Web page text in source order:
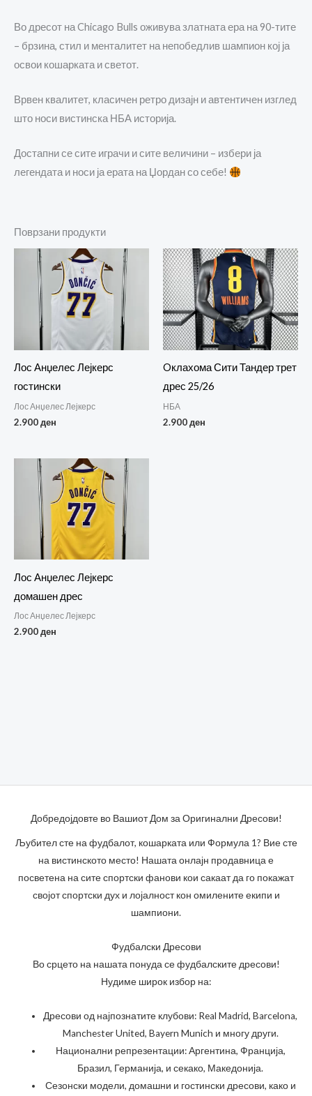
Во дресот наChicago Bulls оживува златната ера на 90-тите
– брзина, стил и менталитет на непобедлив шампион кој ја
освои кошарката и светот.
Врвен квалитет, класичен ретро дизајн и автентичен изглед
што носи вистинска НБА историја.
Достапни се сите играчи и сите величини – избери ја
легендата и носи ја ерата на Џордан со себе!
Поврзани продукти
Лос Анџелес Лејкерс
гостински
Лос Анџелес Лејкерс
2.900ден
Oклахома Сити Тандер трет
дрес 25/26
НБА
2.900ден
Лос Анџелес Лејкерс
домашен дрес
Лос Анџелес Лејкерс
2.900ден
Добредојдовте во Вашиот Дом за Оригинални Дресови!
Љубител сте на фудбалот, кошарката или Формула 1? Вие сте
на вистинското место! Нашата онлајн продавница е
посветена на сите спортски фанови кои сакаат да го покажат
својот спортски дух и лојалност кон омилените екипи и
шампиони.
Фудбалски Дресови
Во срцето на нашата понуда се фудбалските дресови!
Нудиме широк избор на:
Дресови од најпознатите клубови: Real Madrid, Barcelona,
Manchester United, Bayern Munich и многу други.
Национални репрезентации: Аргентина, Франција,
Бразил, Германија, и секако, Македонија.
Сезонски модели, домашни и гостински дресови, како и